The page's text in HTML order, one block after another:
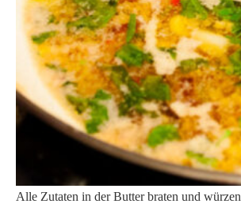
Alle Zutaten in der Butter braten und würzen